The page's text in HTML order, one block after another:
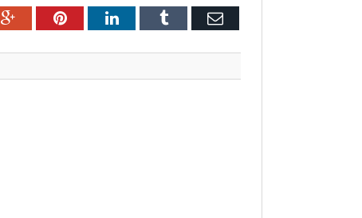
Google+PinterestLinkedInTumblr Email